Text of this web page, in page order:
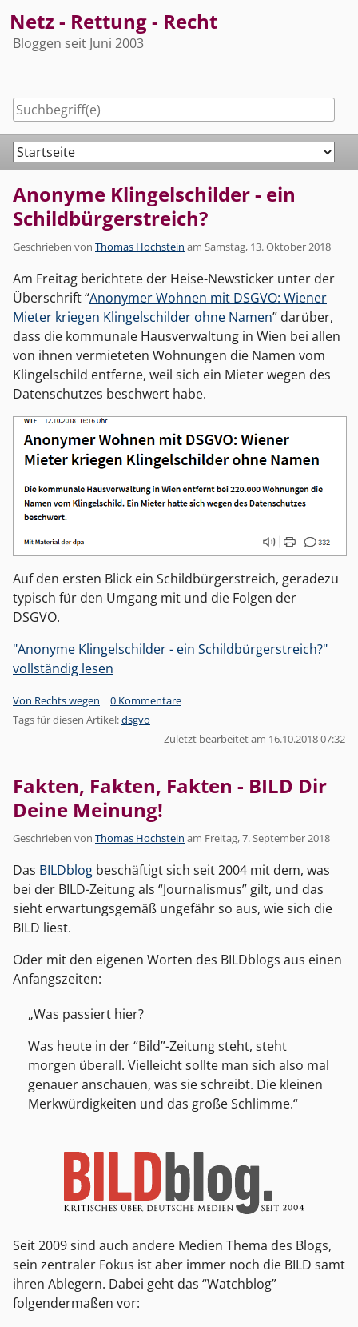
to
content
Netz - Rettung - Recht
Bloggen seit Juni 2003
Navigation
Anonyme Klingelschilder - ein
Schildbürgerstreich?
Geschrieben von Thomas Hochstein am Samstag, 13. Oktober 2018
Am Freitag berichtete der Heise-Newsticker unter der
Überschrift “Anonymer Wohnen mit DSGVO: Wiener
Mieter kriegen Klingelschilder ohne Namen” darüber,
dass die kommunale Hausverwaltung in Wien bei allen
von ihnen vermieteten Wohnungen die Namen vom
Klingelschild entferne, weil sich ein Mieter wegen des
Datenschutzes beschwert habe.
Auf den ersten Blick ein Schildbürgerstreich, geradezu
typisch für den Umgang mit und die Folgen der
DSGVO.
"Anonyme Klingelschilder - ein Schildbürgerstreich?"
vollständig lesen
Kategorien:
Von Rechts wegen | 0 Kommentare
Tags für diesen Artikel:dsgvo
Zuletzt bearbeitet am 16.10.2018 07:32
Fakten, Fakten, Fakten - BILD Dir
Deine Meinung!
Geschrieben von Thomas Hochstein am Freitag, 7. September 2018
Das BILDblog beschäftigt sich seit 2004 mit dem, was
bei der BILD-Zeitung als “Journalismus” gilt, und das
sieht erwartungsgemäß ungefähr so aus, wie sich die
BILD liest.
Oder mit den eigenen Worten des BILDblogs aus einen
Anfangszeiten:
Was passiert hier?
Was heute in der “Bild”-Zeitung steht, steht
morgen überall. Vielleicht sollte man sich also mal
genauer anschauen, was sie schreibt. Die kleinen
Merkwürdigkeiten und das große Schlimme.
Seit 2009 sind auch andere Medien Thema des Blogs,
sein zentraler Fokus ist aber immer noch die BILD samt
ihren Ablegern. Dabei geht das “Watchblog”
folgendermaßen vor: